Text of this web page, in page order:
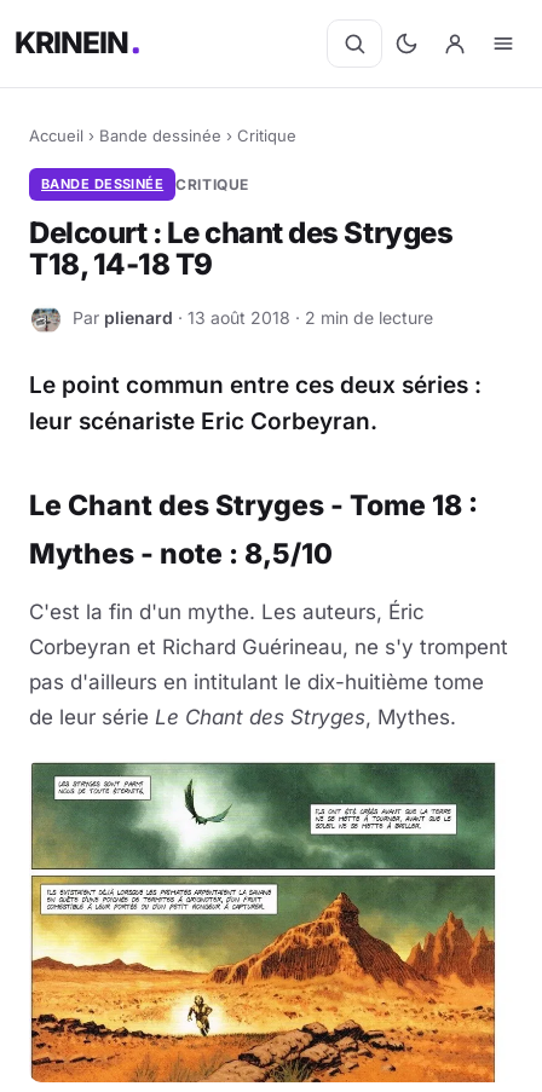
KRINEIN
Accueil › Bande dessinée › Critique
BANDE DESSINÉE CRITIQUE
Delcourt : Le chant des Stryges
T18, 14-18 T9
P Par plienard · 13 août 2018 · 2 min de lecture
Le point commun entre ces deux séries :
leur scénariste Eric Corbeyran.
Le Chant des Stryges - Tome 18 :
Mythes - note : 8,5/10
C'est la fin d'un mythe. Les auteurs, Éric
Corbeyran et Richard Guérineau, ne s'y trompent
pas d'ailleurs en intitulant le dix-huitième tome
de leur série Le Chant des Stryges, Mythes.